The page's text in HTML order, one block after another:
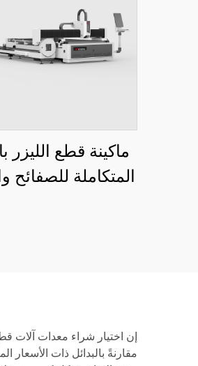
ماكينة قطع الليزر
المتكاملة للصفائح
إن اختيار شراء معدات آلات
مقارنةً بالبدائل ذات الأسعار